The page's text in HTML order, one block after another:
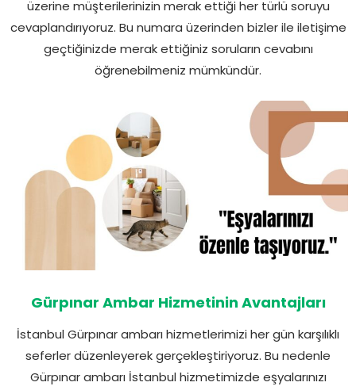
üzerine müşterilerinizin merak ettiği her türlü soruyu
cevaplandırıyoruz. Bu numara üzerinden bizler ile iletişime
geçtiğinizde merak ettiğiniz soruların cevabını
öğrenebilmeniz mümkündür.
Gürpınar Ambar Hizmetinin Avantajları
İstanbul Gürpınar ambarı hizmetlerimizi her gün karşılıklı
seferler düzenleyerek gerçekleştiriyoruz. Bu nedenle
Gürpınar ambarı İstanbul hizmetimizde eşyalarınızı